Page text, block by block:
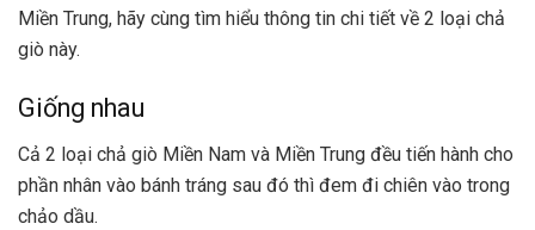
Miền Trung, hãy cùng tìm hiểu thông tin chi tiết về 2 loại chả
giò này.
Giống nhau
Cả 2 loại chả giò Miền Nam và Miền Trung đều tiến hành cho
phần nhân vào bánh tráng sau đó thì đem đi chiên vào trong
chảo dầu.